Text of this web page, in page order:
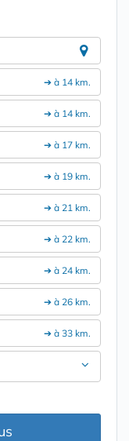
➔ à 14 km.
➔ à 14 km.
➔ à 17 km.
➔ à 19 km.
➔ à 21 km.
➔ à 22 km.
➔ à 24 km.
➔ à 26 km.
➔ à 33 km.